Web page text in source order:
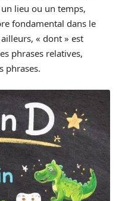
lieu ou un temps,
fondamental dans le
« dont » est
phrases relatives,
phrases.